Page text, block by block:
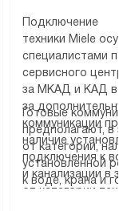
Подключение
техники Miele
специалистами
сервисного
за МКАД и КАД
за
коммуникации
наличие
подключения к
и канализации в
от категории
Готовые
предполагают, в
от категории,
установленной
к воде, крана и